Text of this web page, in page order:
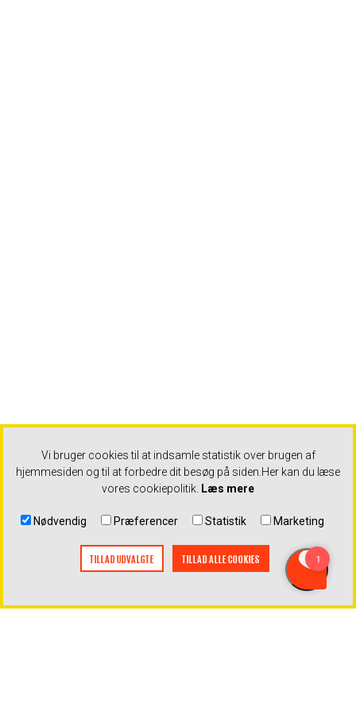
Vi bruger cookies til at indsamle statistik over brugen af
hjemmesiden og til at forbedre dit besøg på siden. Her kan du læse
vores cookiepolitik. Læs mere
Nødvendig Præferencer Statistik Marketing
TILLAD UDVALGTE TILLAD ALLE COOKIES